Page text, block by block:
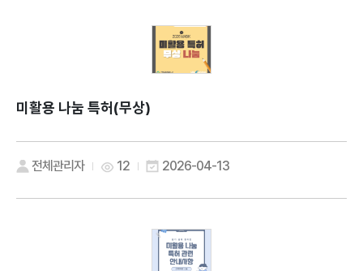
미활용 나눔 특허(무상)
전체관리자 12 2026-04-13